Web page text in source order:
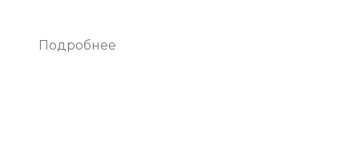
Подробнее